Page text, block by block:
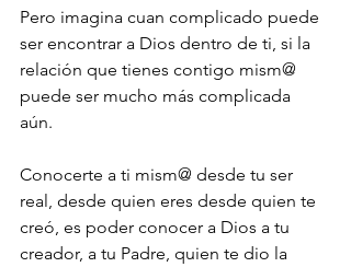
Pero imagina cuan complicado puede
ser encontrar a Dios dentro de ti, si la
relación que tienes contigo mism@
puede ser mucho más complicada
aún.
Conocerte a ti mism@ desde tu ser
real, desde quien eres desde quien te
creó, es poder conocer a Dios a tu
creador, a tu Padre, quien te dio la